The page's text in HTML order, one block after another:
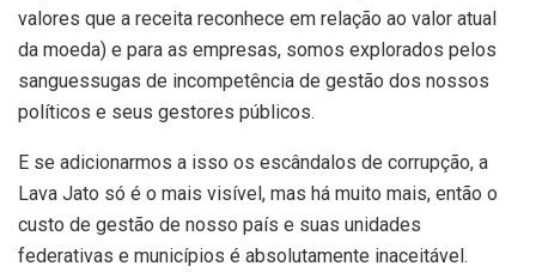
valores que a receita reconhece em relação ao valor atual
da moeda) e para as empresas, somos explorados pelos
sanguessugas de incompetência de gestão dos nossos
políticos e seus gestores públicos.
E se adicionarmos a isso os escândalos de corrupção, a
Lava Jato só é o mais visível, mas há muito mais, então o
custo de gestão de nosso país e suas unidades
federativas e municípios é absolutamente inaceitável.